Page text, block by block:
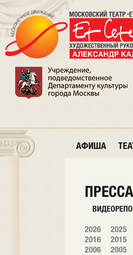
АФИША
ПРЕССА
2026 2025
2016
2015
2006
2005